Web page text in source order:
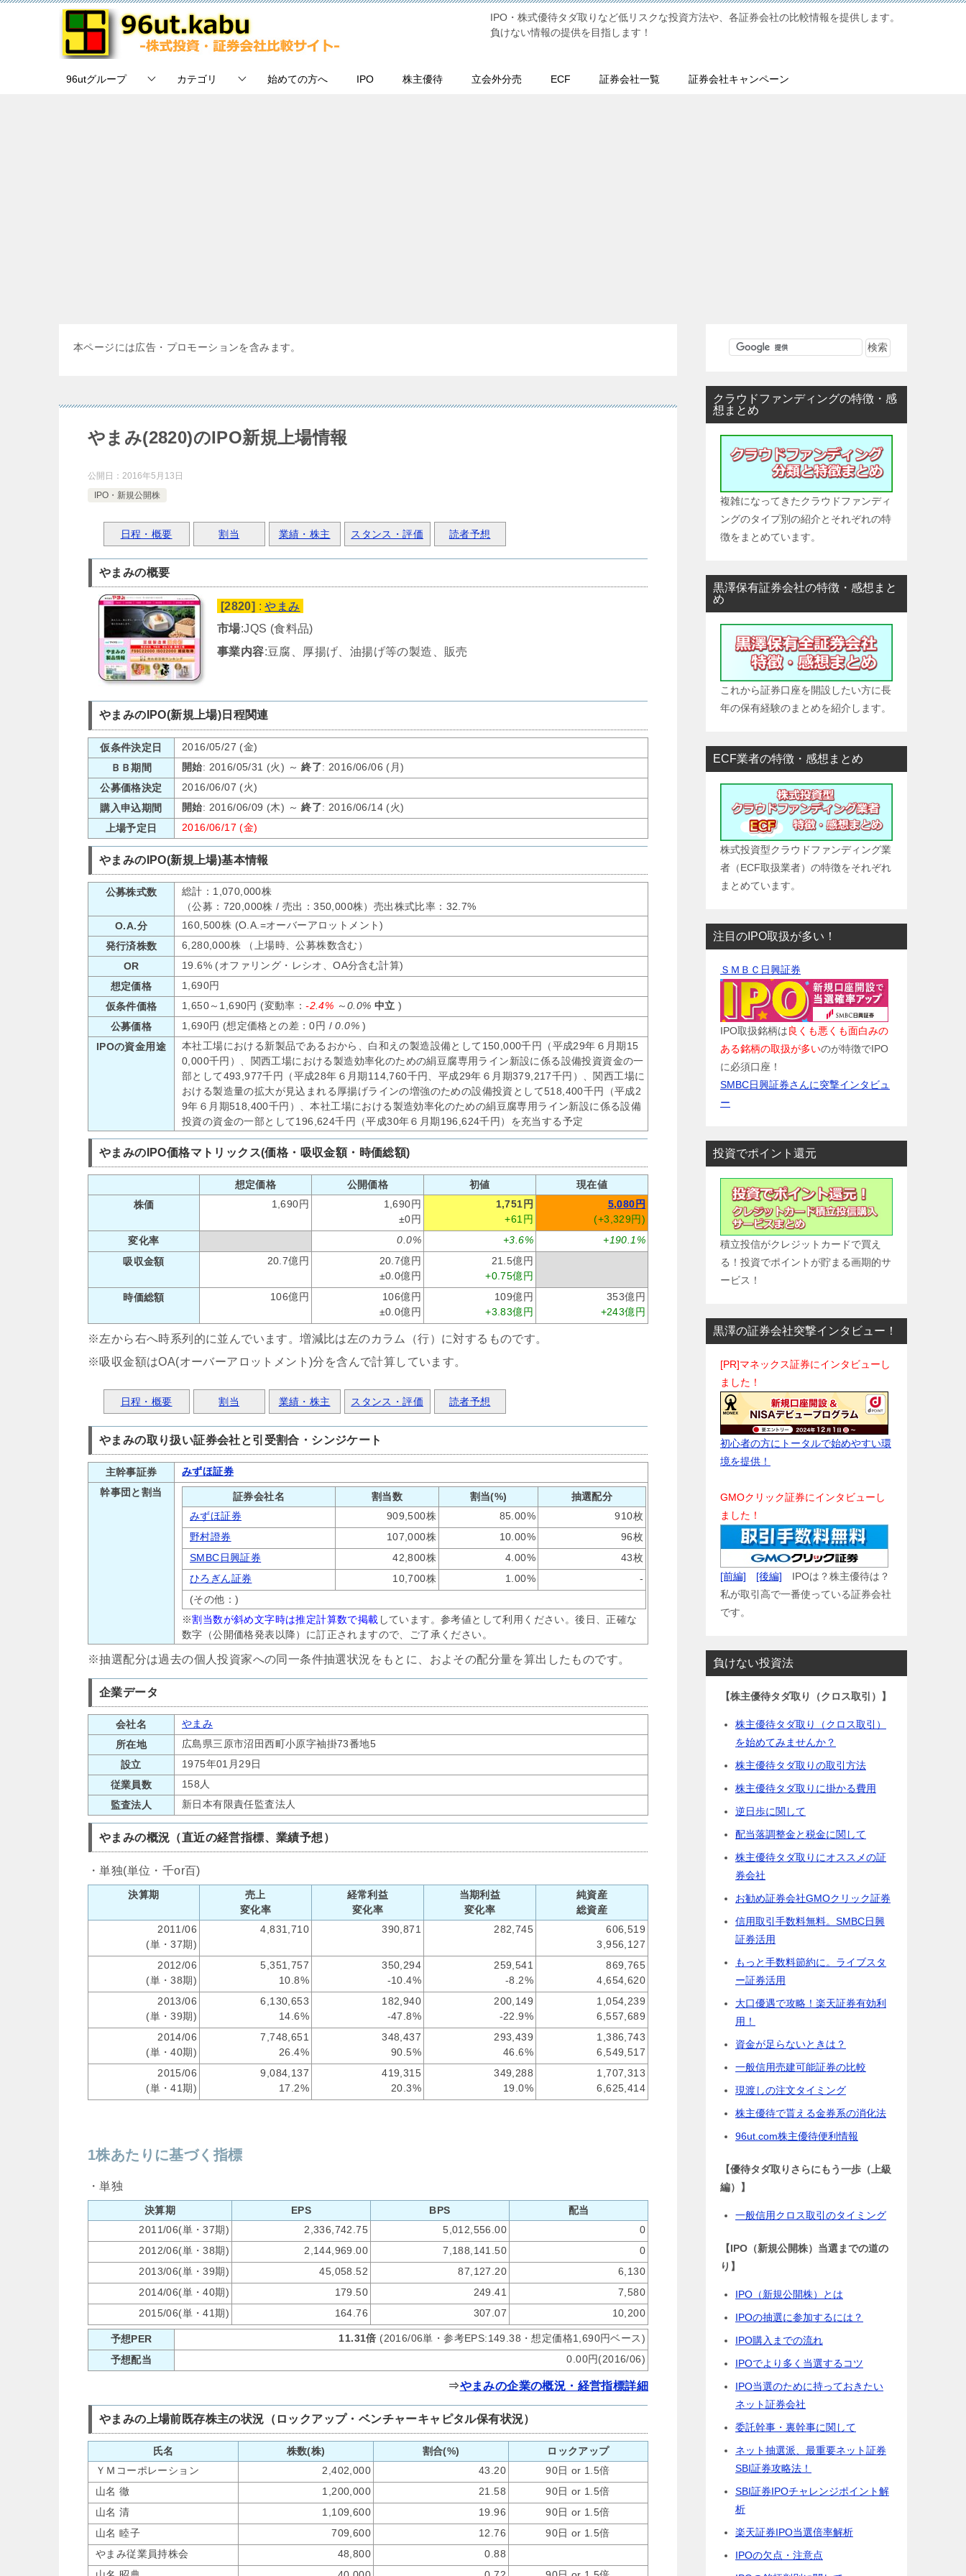
IPO・株式優待タダ取りなど低リスクな投資方法や、各証券会社の比較情報を提供します。
負けない情報の提供を目指します！
96utグループ カテゴリ 始めての方へ IPO 株主優待 立会外分売 ECF 証券会社一覧 証券会社キャンペーン
本ページには広告・プロモーションを含みます。
やまみ(2820)のIPO新規上場情報
公開日： 2016年5月13日
IPO・新規公開株
日程・概要 割当 業績・株主 スタンス・評価 読者予想
やまみの概要
[2820] :やまみ
市場:JQS (食料品)
事業内容:豆腐、厚揚げ、油揚げ等の製造、販売
やまみのIPO(新規上場)日程関連
仮条件決定日
2016/05/27 (金)
ＢＢ期間
開始: 2016/05/31 (火) ～終了: 2016/06/06 (月)
公募価格決定
2016/06/07 (火)
購入申込期間
開始: 2016/06/09 (木) ～終了: 2016/06/14 (火)
上場予定日
2016/06/17 (金)
やまみのIPO(新規上場)基本情報
公募株式数
総計：1,070,000株
（公募：720,000株 / 売出：350,000株）売出株式比率：32.7%
O.A.分
160,500株 (O.A.=オーバーアロットメント)
発行済株数
6,280,000株 （上場時、公募株数含む）
OR
19.6% (オファリング・レシオ、OA分含む計算)
想定価格
1,690円
仮条件価格
1,650～1,690円 (変動率：-2.4% ～0.0% 中立 )
公募価格
1,690円 (想定価格との差：0円 /0.0% )
IPOの資金用途
本社工場における新製品であるおから、白和えの製造設備として150,000千円（平成29年６月期15
0,000千円）、関西工場における製造効率化のための絹豆腐専用ライン新設に係る設備投資資金の一
部として493,977千円（平成28年６月期114,760千円、平成29年６月期379,217千円）、関西工場に
おける製造量の拡大が見込まれる厚揚げラインの増強のための設備投資として518,400千円（平成2
9年６月期518,400千円）、本社工場における製造効率化のための絹豆腐専用ライン新設に係る設備
投資の資金の一部として196,624千円（平成30年６月期196,624千円）を充当する予定
やまみのIPO価格マトリックス(価格・吸収金額・時価総額)
想定価格 公開価格 初値
現在値
株価
1,690円
1,690円
±0円
1,751円
+61円
5,080円
(+3,329円)
変化率
0.0% +3.6%
+190.1%
吸収金額
20.7億円
20.7億円
±0.0億円
21.5億円
+0.75億円
時価総額
106億円
106億円
±0.0億円
109億円
+3.83億円
353億円
+243億円
※左から右へ時系列的に並んでいます。増減比は左のカラム（行）に対するものです。
※吸収金額はOA(オーバーアロットメント)分を含んで計算しています。
日程・概要 割当 業績・株主 スタンス・評価 読者予想
やまみの取り扱い証券会社と引受割合・シンジケート
主幹事証券
みずほ証券
幹事団と割当
証券会社名 割当数 割当(%)
抽選配分
みずほ証券
909,500株 85.00%
910枚
野村證券
107,000株 10.00%
96枚
SMBC日興証券
42,800株 4.00%
43枚
ひろぎん証券
10,700株 1.00%
-
(その他：)
※割当数が斜め文字時は推定計算数で掲載 しています。参考値として利用ください。後日、正確な
数字（公開価格発表以降）に訂正されますので、ご了承ください。
※抽選配分は過去の個人投資家への同一条件抽選状況をもとに、およその配分量を算出したものです。
企業データ
会社名
やまみ
所在地
広島県三原市沼田西町小原字袖掛73番地5
設立
1975年01月29日
従業員数
158人
監査法人
新日本有限責任監査法人
やまみの概況（直近の経営指標、業績予想）
・単独(単位・千or百)
決算期
売上
変化率
経常利益
変化率
当期利益
変化率
純資産
総資産
2011/06
(単・37期)
4,831,710 390,871 282,745
606,519
3,956,127
2012/06
(単・38期)
5,351,757
10.8%
350,294
-10.4%
259,541
-8.2%
869,765
4,654,620
2013/06
(単・39期)
6,130,653
14.6%
182,940
-47.8%
200,149
-22.9%
1,054,239
6,557,689
2014/06
(単・40期)
7,748,651
26.4%
348,437
90.5%
293,439
46.6%
1,386,743
6,549,517
2015/06
(単・41期)
9,084,137
17.2%
419,315
20.3%
349,288
19.0%
1,707,313
6,625,414
1株あたりに基づく指標
・単独
決算期 EPS BPS
配当
2011/06(単・37期)
2,336,742.75 5,012,556.00
0
2012/06(単・38期)
2,144,969.00 7,188,141.50
0
2013/06(単・39期)
45,058.52 87,127.20
6,130
2014/06(単・40期)
179.50 249.41
7,580
2015/06(単・41期)
164.76 307.07 10,200
予想PER 11.31倍 (2016/06単・参考EPS:149.38・想定価格1,690円ベース)
予想配当
0.00円(2016/06)
⇒やまみの企業の概況・経営指標詳細
やまみの上場前既存株主の状況（ロックアップ・ベンチャーキャピタル保有状況）
氏名 株数(株) 割合(%)
ロックアップ
ＹＭコーポレーション
2,402,000 43.20
90日 or 1.5倍
山名 徹
1,200,000 21.58
90日 or 1.5倍
山名 清
1,109,600 19.96
90日 or 1.5倍
山名 睦子
709,600 12.76
90日 or 1.5倍
やまみ従業員持株会
48,800
0.88
クラウドファンディングの特徴・感
想まとめ
複雑になってきたクラウドファンディ
ングのタイプ別の紹介とそれぞれの特
徴をまとめています。
黒澤保有証券会社の特徴・感想まと
め
これから証券口座を開設したい方に長
年の保有経験のまとめを紹介します。
ECF業者の特徴・感想まとめ
株式投資型クラウドファンディング業
者（ECF取扱業者）の特徴をそれぞれ
まとめています。
注目のIPO取扱が多い！
ＳＭＢＣ日興証券
IPO取扱銘柄は良くも悪くも面白みの
ある銘柄の取扱が多いのが特徴でIPO
に必須口座！
SMBC日興証券さんに突撃インタビュ
ー
投資でポイント還元
積立投信がクレジットカードで買え
る！投資でポイントが貯まる画期的サ
ービス！
黒澤の証券会社突撃インタビュー！
[PR]マネックス証券にインタビューし
ました！
初心者の方にトータルで始めやすい環
境を提供！
GMOクリック証券にインタビューし
ました！
[前編] [後編] IPOは？株主優待は？
私が取引高で一番使っている証券会社
です。
負けない投資法
【株主優待タダ取り（クロス取引）】
株主優待タダ取り（クロス取引）
を始めてみませんか？
株主優待タダ取りの取引方法
株主優待タダ取りに掛かる費用
逆日歩に関して
配当落調整金と税金に関して
株主優待タダ取りにオススメの証
券会社
お勧め証券会社GMOクリック証券
信用取引手数料無料。SMBC日興
証券活用
もっと手数料節約に。ライブスタ
ー証券活用
大口優遇で攻略！楽天証券有効利
用！
資金が足らないときは？
一般信用売建可能証券の比較
現渡しの注文タイミング
株主優待で貰える金券系の消化法
96ut.com株主優待便利情報
【優待タダ取りさらにもう一歩（上級
編）】
一般信用クロス取引のタイミング
【IPO（新規公開株）当選までの道の
り】
IPO（新規公開株）とは
IPOの抽選に参加するには？
IPO購入までの流れ
IPOでより多く当選するコツ
IPO当選のために持っておきたい
ネット証券会社
委託幹事・裏幹事に関して
ネット抽選派、最重要ネット証券
SBI証券攻略法！
SBI証券IPOチャレンジポイント解
析
楽天証券IPO当選倍率解析
IPOの欠点・注意点